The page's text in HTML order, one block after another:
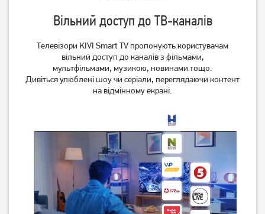
Вільний доступ до ТВ-каналів
Телевізори KIVI Smart TV пропонують користувачам
вільний доступ до каналів з фільмами,
мультфільмами, музикою, новинами тощо.
Дивіться улюблені шоу чи серіали, переглядаючи контент
на відмінному екрані.